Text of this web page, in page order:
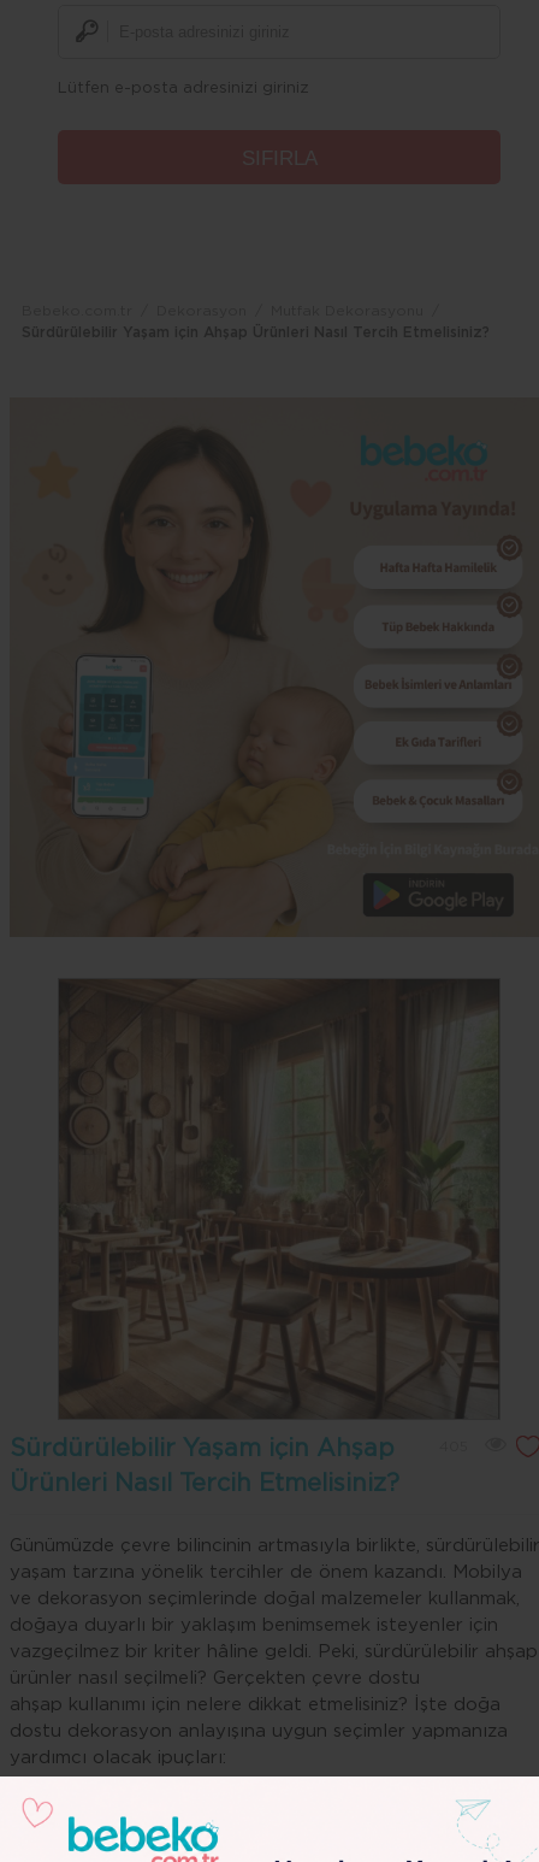
Lütfen e-posta adresinizi giriniz
Sürdürülebilir Yaşam için Ahşap
Ürünleri Nasıl Tercih Etmelisiniz?
Günümüzde çevre bilincinin artmasıyla birlikte, sürdürülebilir
yaşam tarzına yönelik tercihler de önem kazandı. Mobilya
ve dekorasyon seçimlerinde doğal malzemeler kullanmak,
doğaya duyarlı bir yaklaşım benimsemek isteyenler için
vazgeçilmez bir kriter hâline geldi. Peki, sürdürülebilir ahşap
ürünler nasıl seçilmeli? Gerçekten çevre dostu
ahşap kullanımı için nelere dikkat etmelisiniz? İşte doğa
dostu dekorasyon anlayışına uygun seçimler yapmanıza
yardımcı olacak ipuçları:
FSC sertifikalı ahşapları tercih edin:
Ahşap ürünler alırken FSC (Forest Stewardship Council)